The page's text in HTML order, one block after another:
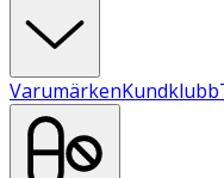
VarumärkenKundklubb